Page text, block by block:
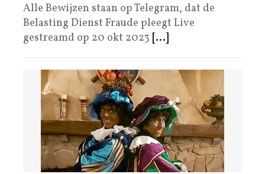
Alle Bewijzen staan op Telegram, dat de
Belasting Dienst Fraude pleegt Live
gestreamd op 20 okt 2023 [...]